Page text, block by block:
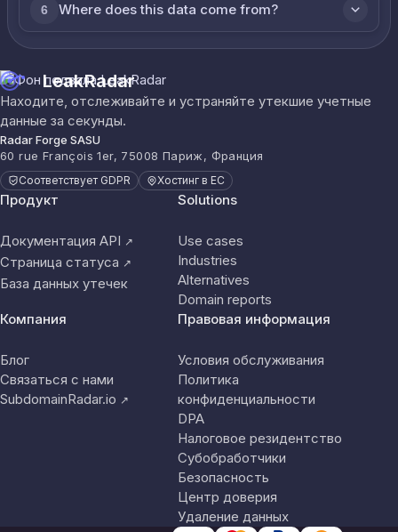
6 Where does this data come from?
LeakRadar
Находите, отслеживайте и устраняйте утекшие учетные
данные за секунды.
Radar Forge SASU
60 rue François 1er, 75008 Париж, Франция
Соответствует GDPR Хостинг в ЕС
Продукт
Документация API ↗
Страница статуса ↗
База данных утечек
Solutions
Use cases
Industries
Alternatives
Domain reports
Компания
Блог
Связаться с нами
SubdomainRadar.io ↗
Правовая информация
Условия обслуживания
Политика
конфиденциальности
DPA
Налоговое резидентство
Субобработчики
Безопасность
Центр доверия
Удаление данных